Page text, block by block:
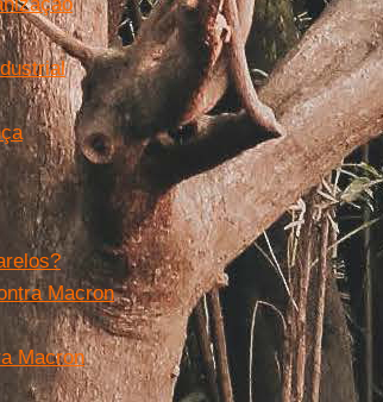
Macron
Macron